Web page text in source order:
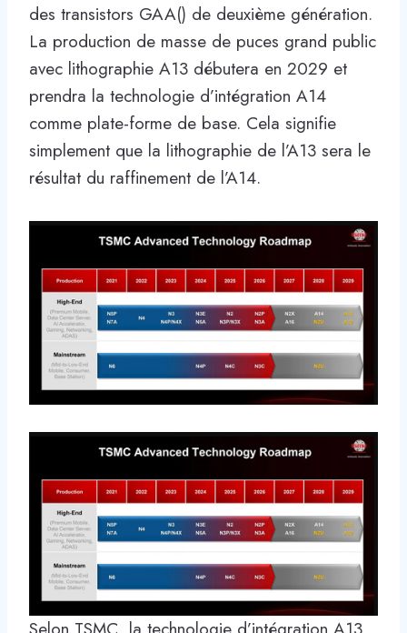
des transistors GAA() de deuxième génération.
La production de masse de puces grand public
avec lithographie A13 débutera en 2029 et
prendra la technologie d’intégration A14
comme plate-forme de base. Cela signifie
simplement que la lithographie de l’A13 sera le
résultat du raffinement de l’A14.